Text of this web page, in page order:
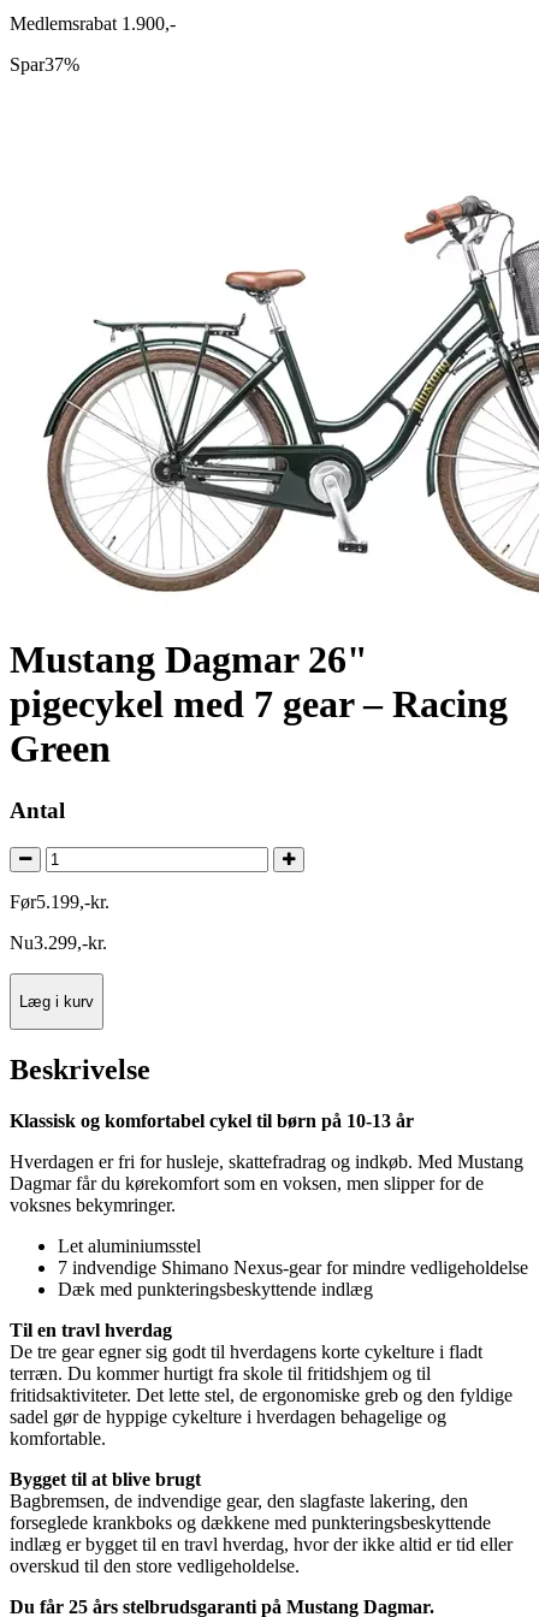
Medlemsrabat 1.900,-
Spar37%
Mustang Dagmar 26"
pigecykel med 7 gear – Racing
Green
Antal
Før5.199,-kr.
Nu3.299,-kr.
Læg i kurv
Beskrivelse
Klassisk og komfortabel cykel til børn på 10-13 år
Hverdagen er fri for husleje, skattefradrag og indkøb. Med Mustang
Dagmar får du kørekomfort som en voksen, men slipper for de
voksnes bekymringer.
Let aluminiumsstel
7 indvendige Shimano Nexus-gear for mindre vedligeholdelse
Dæk med punkteringsbeskyttende indlæg
Til en travl hverdag
De tre gear egner sig godt til hverdagens korte cykelture i fladt
terræn. Du kommer hurtigt fra skole til fritidshjem og til
fritidsaktiviteter. Det lette stel, de ergonomiske greb og den fyldige
sadel gør de hyppige cykelture i hverdagen behagelige og
komfortable.
Bygget til at blive brugt
Bagbremsen, de indvendige gear, den slagfaste lakering, den
forseglede krankboks og dækkene med punkteringsbeskyttende
indlæg er bygget til en travl hverdag, hvor der ikke altid er tid eller
overskud til den store vedligeholdelse.
Du får 25 års stelbrudsgaranti på Mustang Dagmar.